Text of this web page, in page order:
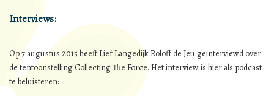
Interviews:
Op 7 augustus 2015 heeft Lief Langedijk Roloff de Jeu geinterviewd over
de tentoonstelling Collecting The Force. Het interview is hier als podcast
te beluisteren: